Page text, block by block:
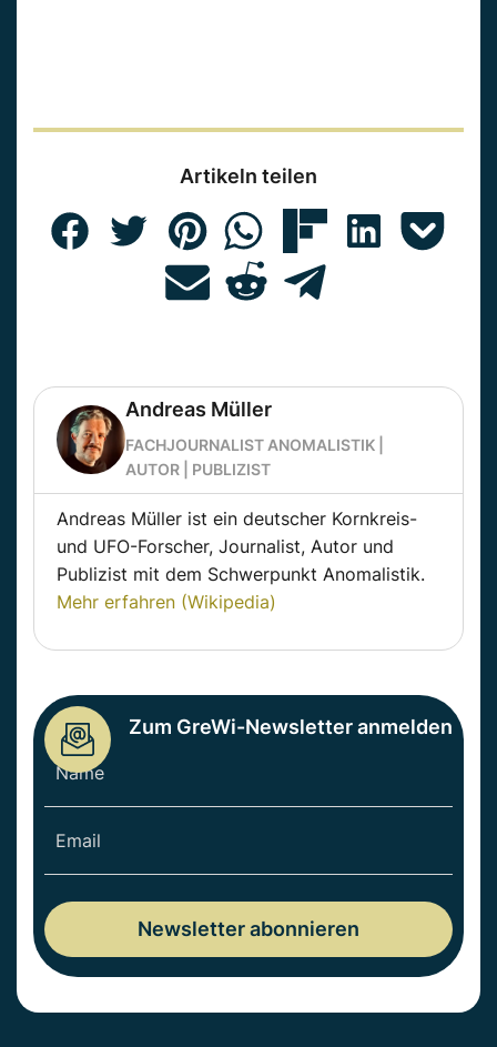
Artikeln teilen
Andreas Müller
FACHJOURNALIST ANOMALISTIK |
AUTOR | PUBLIZIST
Andreas Müller ist ein deutscher Kornkreis-
und UFO-Forscher, Journalist, Autor und
Publizist mit dem Schwerpunkt Anomalistik.
Mehr erfahren (Wikipedia)
Zum GreWi-Newsletter anmelden